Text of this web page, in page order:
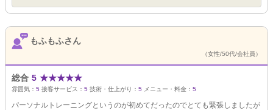
もふもふさん
（女性/50代/会社員）
総合 5 ★★★★★
雰囲気： 5 接客サービス： 5 技術・仕上がり： 5 メニュー・料金： 5
パーソナルトレーニングというのが初めてだったのでとても緊張しましたが